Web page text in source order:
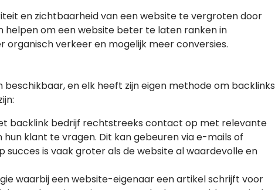
en zichtbaarheid van een website te vergroten door
helpen om een website beter te laten ranken in
verkeer en mogelijk meer conversies.
en elk heeft zijn eigen methode om backlinks
backlink bedrijf rechtstreeks contact op met relevante
klant te vragen. Dit kan gebeuren via e-mails of
succes is vaak groter als de website al waardevolle en
waarbij een website-eigenaar een artikel schrijft voor